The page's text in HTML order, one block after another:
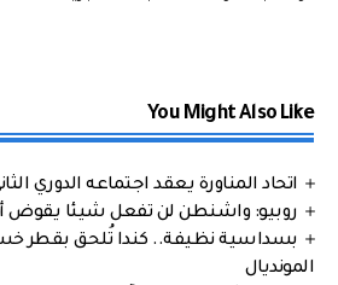
You Might Also Like
اتحاد المناورة يعقد اجتماعه الدوري الثاني
روبيو: واشنطن لن تفعل شيئا يقوض
بسداسية نظيفة.. كندا تُلحق بقطر
المونديال